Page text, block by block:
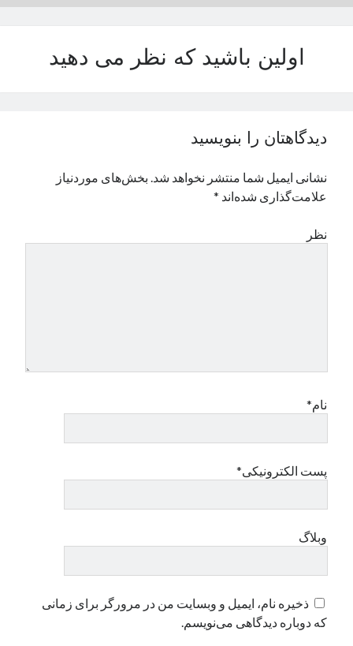
اولین باشید که نظر می دهید
دیدگاهتان را بنویسید
نشانی ایمیل شما منتشر نخواهد شد. بخش‌های موردنیاز
علامت‌گذاری شده‌اند *
نظر
نام*
پست الکترونیکی*
وبلاگ
ذخیره نام، ایمیل و وبسایت من در مرورگر برای زمانی
که دوباره دیدگاهی می‌نویسم.